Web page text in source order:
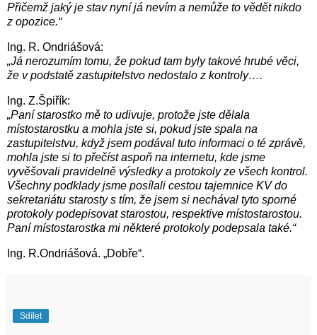
Přičemž jaký je stav nyní já nevím a nemůže to vědět nikdo
z opozice.“
Ing. R. Ondriášová:
„Já nerozumím tomu, že pokud tam byly takové hrubé věci,
že v podstatě zastupitelstvo nedostalo z kontroly….
Ing. Z.Špiřík:
„Paní starostko mě to udivuje, protože jste dělala
místostarostku a mohla jste si, pokud jste spala na
zastupitelstvu, když jsem podával tuto informaci o té zprávě,
mohla jste si to přečíst aspoň na internetu, kde jsme
vyvěšovali pravidelně výsledky a protokoly ze všech kontrol.
Všechny podklady jsme posílali cestou tajemnice KV do
sekretariátu starosty s tím, že jsem si nechával tyto sporné
protokoly podepisovat starostou, respektive místostarostou.
Paní místostarostka mi některé protokoly podepsala také.“
Ing. R.Ondriášová. „Dobře“.
Sdílet